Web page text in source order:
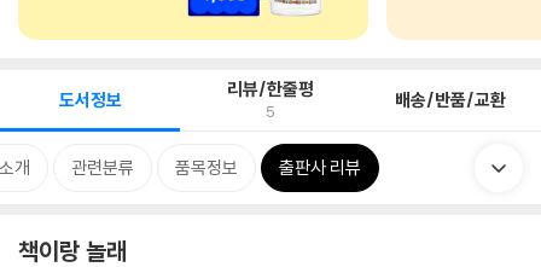
도서정보 리뷰/한줄평
5 배송/반품/교환
개 관련분류 품목정보 출판사 리뷰
책이랑 놀래